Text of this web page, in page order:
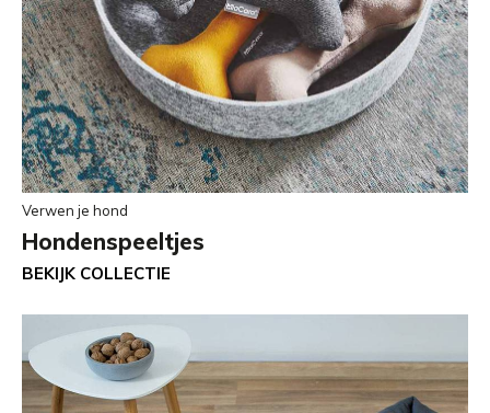
Verwen je hond
Hondenspeeltjes
BEKIJK COLLECTIE